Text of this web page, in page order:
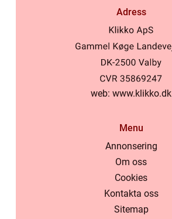
Adress
web: www.klikko.dk
Menu
Annonsering
Om oss
Cookies
Kontakta oss
Sitemap